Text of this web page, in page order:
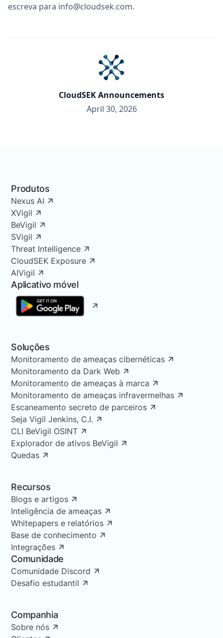
escreva para info@cloudsek.com.
CloudSEK Announcements
April 30, 2026
Produtos
Nexus AI
XVigil
BeVigil
SVigil
Threat Intelligence
CloudSEK Exposure
AIVigil
Aplicativo móvel
Soluções
Monitoramento de ameaças cibernéticas
Monitoramento da Dark Web
Monitoramento de ameaças à marca
Monitoramento de ameaças infravermelhas
Escaneamento secreto de parceiros
Seja Vigil Jenkins, C.I.
CLI BeVigil OSINT
Explorador de ativos BeVigil
Quedas
Recursos
Blogs e artigos
Inteligência de ameaças
Whitepapers e relatórios
Base de conhecimento
Integrações
Comunidade
Comunidade Discord
Desafio estudantil
Companhia
Sobre nós